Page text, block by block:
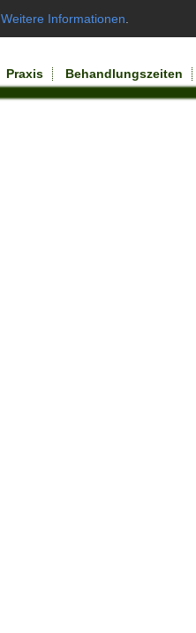
Weitere Informationen
Praxis Behandlungszeiten